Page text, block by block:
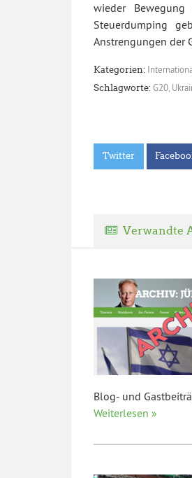
wieder
Steuerdumping
Anstrengungen der
Kategorien:
Schlagworte: G20
Twitter
Verwandte
Blog- und
Weiterlesen »